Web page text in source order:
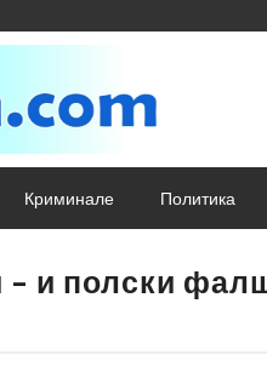
Криминале Политика
– и полски